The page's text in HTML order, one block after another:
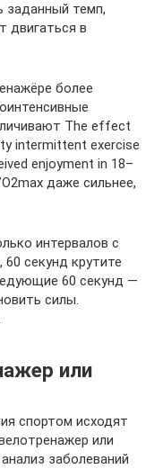
заданный темп,
двигаться в
более
The effect
intermittent exercise
enjoyment in 18–
даже сильнее,
интервалов с
секунд крутите
60 секунд —
силы.
или
спортом исходят
или
заболеваний